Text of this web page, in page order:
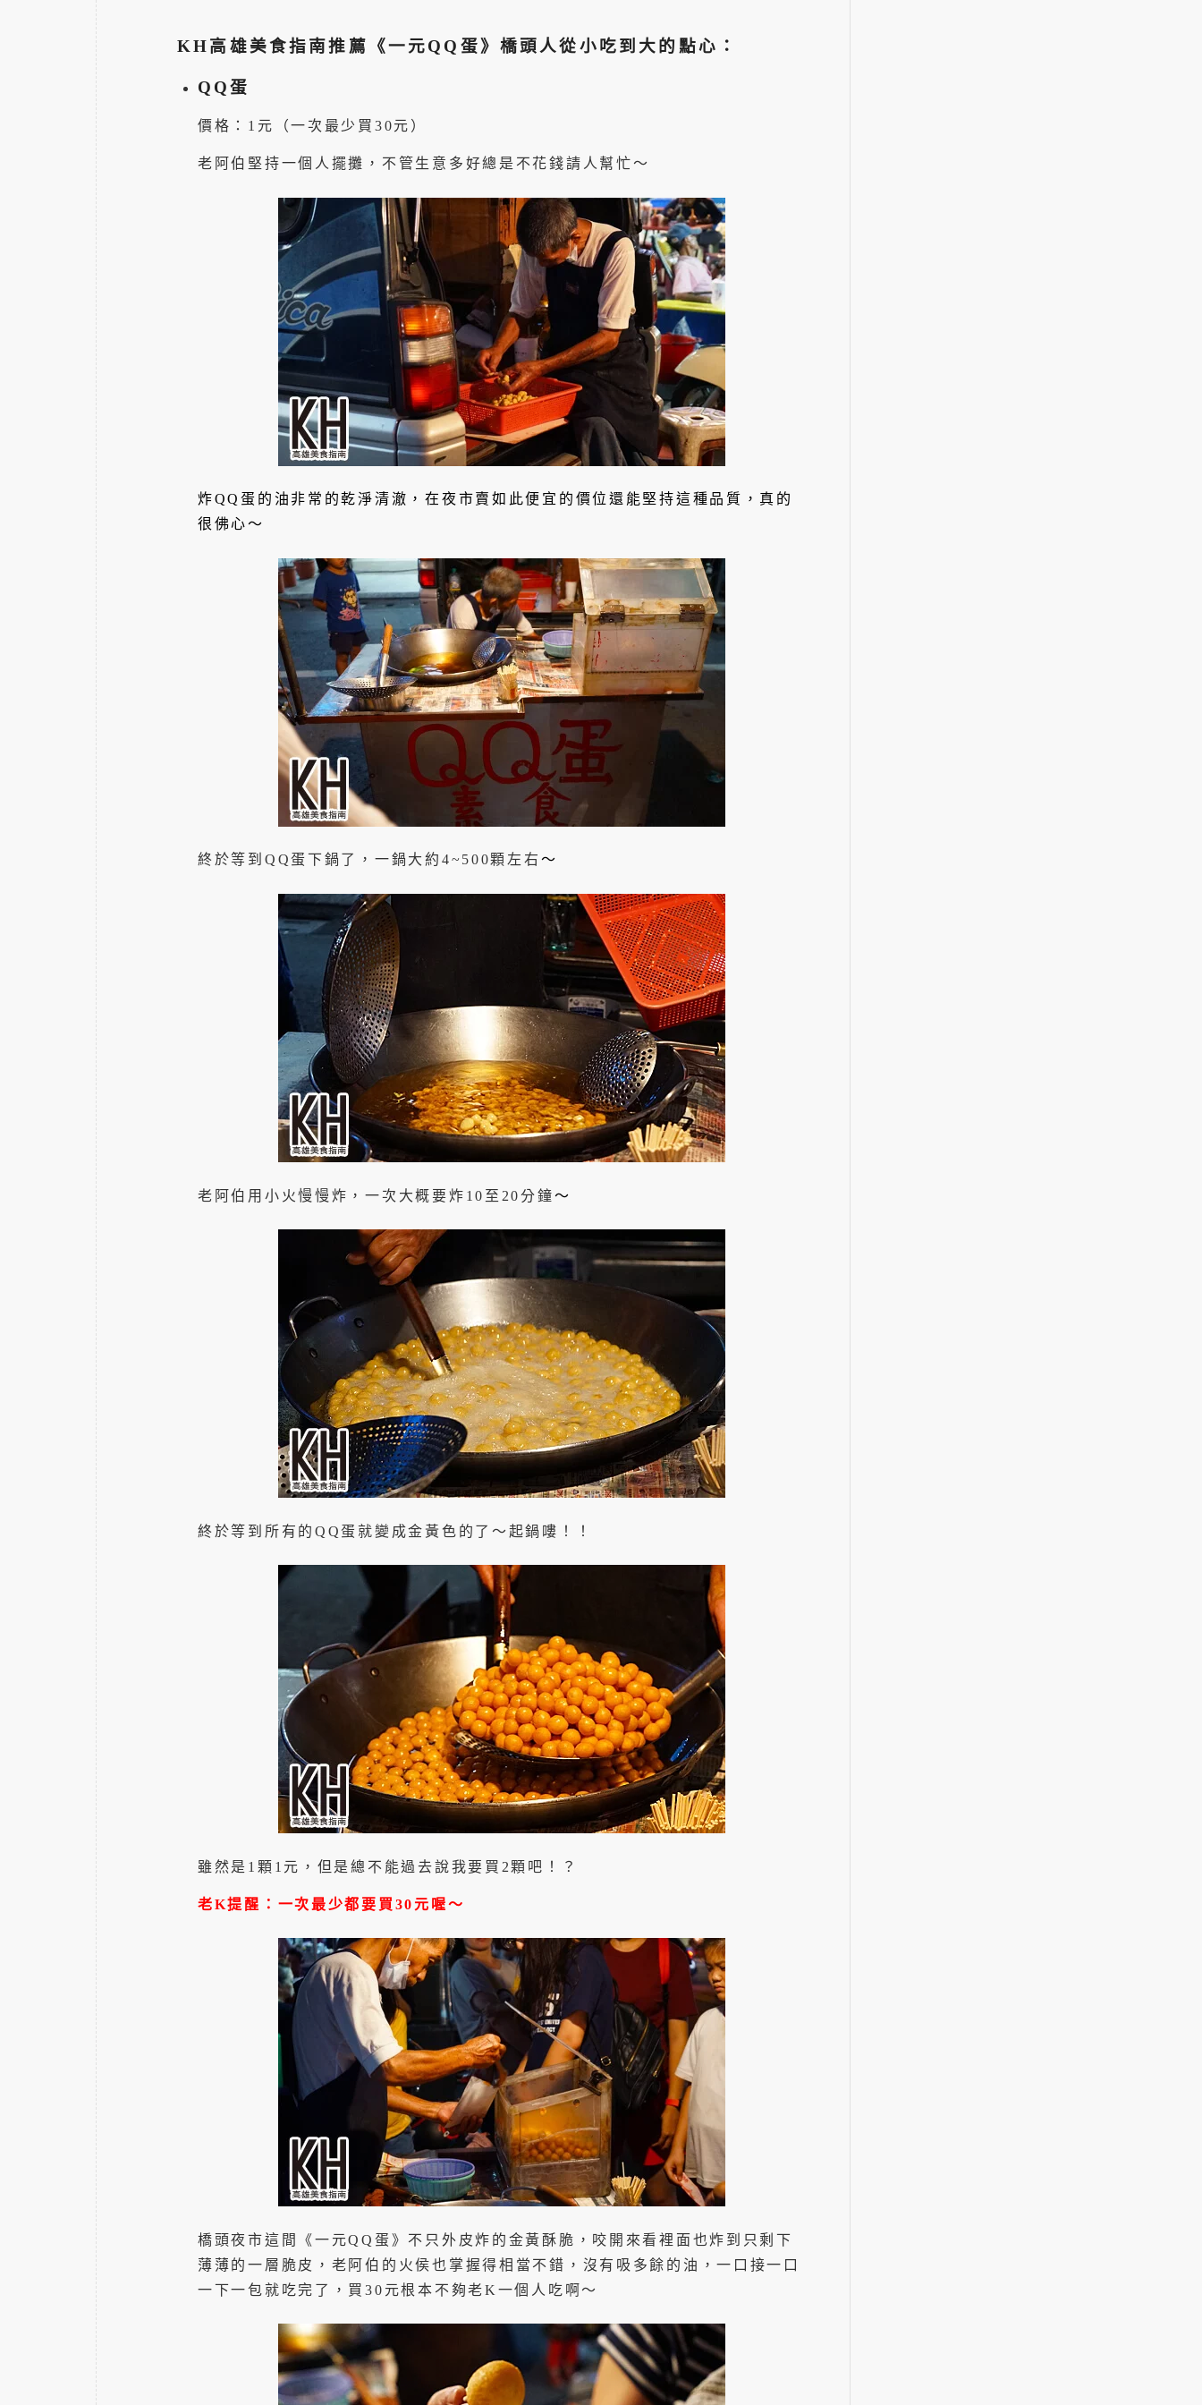
KH高雄美食指南推薦《一元QQ蛋》橋頭人從小吃到大的點心：
QQ蛋
價格：1元（一次最少買30元）
老阿伯堅持一個人擺攤，不管生意多好總是不花錢請人幫忙～
炸QQ蛋的油非常的乾淨清澈，在夜市賣如此便宜的價位還能堅持這種品質，真的
很佛心～
終於等到QQ蛋下鍋了，一鍋大約4~500顆左右 ～
老阿伯用小火慢慢炸，一次大概要炸10至20分鐘～
終於等到所有的QQ蛋就變成金黃色的了～起鍋嘍！！
雖然是1顆1元，但是總不能過去說我要買2顆吧！？
老K提醒：一次最少都要買30元喔～
橋頭夜市這間《一元QQ蛋》不只外皮炸的金黃酥脆，咬開來看裡面也炸到只剩下
薄薄的一層脆皮，老阿伯的火侯也掌握得相當不錯，沒有吸多餘的油，一口接一口
一下一包就吃完了，買30元根本不夠老K一個人吃啊～